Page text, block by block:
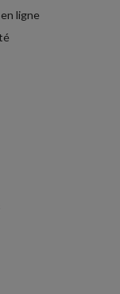
ligne